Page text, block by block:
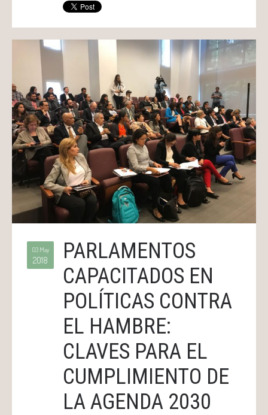
03 May
2018
PARLAMENTOS
CAPACITADOS EN
POLÍTICAS CONTRA
EL HAMBRE:
CLAVES PARA EL
CUMPLIMIENTO DE
LA AGENDA 2030